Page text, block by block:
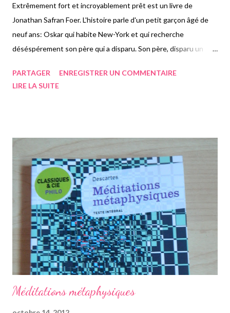
Extrêmement fort et incroyablement prêt est un livre de
Jonathan Safran Foer. L'histoire parle d'un petit garçon âgé de
neuf ans: Oskar qui habite New-York et qui recherche
déséspérement son père qui a disparu. Son père, disparu un
refuse de voir la triste vérité. Très avancé pour son âge, et très
très poignant, très émouvant et rempli d'une grande sincérité. Il
a été adapté au cinéma l'année dernière avec Tom Hanks et
Sandra Bullock. Le film retrace bien le livre, bien qu'il ne l'exploite
pas entièrement, ce qui est logique lorsque l'on adapte un livre
en film. Avis: J'ai beaucoup aimé ce livre très sincère, naif ce...
PARTAGER
ENREGISTRER UN COMMENTAIRE
LIRE LA SUITE
Méditations métaphysiques